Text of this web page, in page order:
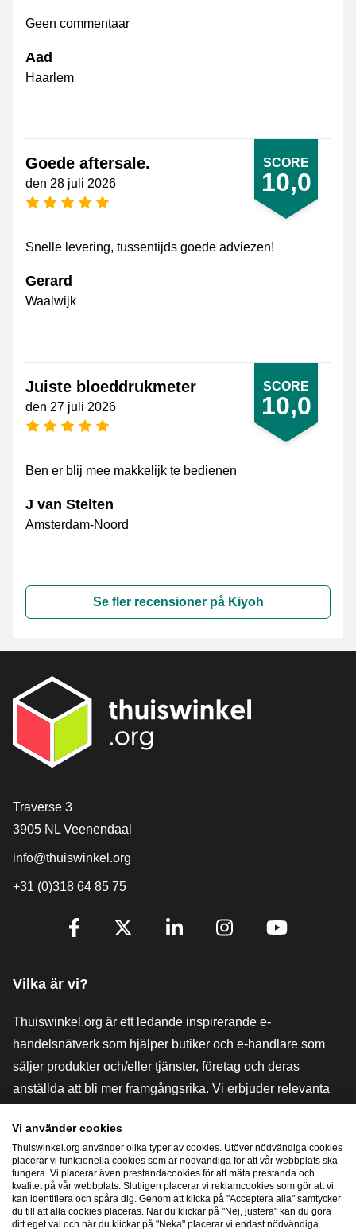
Geen commentaar
Aad
Haarlem
SCORE
10,0
Goede aftersale.
den 28 juli 2026
[_General:NumberOfStarsPluralFormat]
Snelle levering, tussentijds goede adviezen!
Gerard
Waalwijk
SCORE
10,0
Juiste bloeddrukmeter
den 27 juli 2026
[_General:NumberOfStarsPluralFormat]
Ben er blij mee makkelijk te bedienen
J van Stelten
Amsterdam-Noord
Se fler recensioner på Kiyoh
[_General:Contact]
Traverse 3
3905 NL Veenendaal
info@thuiswinkel.org
+31 (0)318 64 85 75
[_General:SocialMediaTitle]
Vilka är vi?
Thuiswinkel.org är ett ledande inspirerande e-
handelsnätverk som hjälper butiker och e-handlare som
säljer produkter och/eller tjänster, företag och deras
anställda att bli mer framgångsrika. Vi erbjuder relevanta
Thuiswinkel-recensioner, rättsliga medel och rådgivning,
stöd, marknadsundersökningar och vi har en egen
utbildningsplattform, Thuiswinkel e-Academy.
Vi använder cookies
Thuiswinkel.org använder olika typer av cookies. Utöver nödvändiga cookies
placerar vi funktionella cookies som är nödvändiga för att vår webbplats ska
fungera. Vi placerar även prestandacookies för att mäta prestanda och
kvalitet på vår webbplats. Slutligen placerar vi reklamcookies som gör att vi
kan identifiera och spåra dig. Genom att klicka på "Acceptera alla" samtycker
du till att alla cookies placeras. När du klickar på "Nej, justera" kan du göra
ditt eget val och när du klickar på "Neka" placerar vi endast nödvändiga